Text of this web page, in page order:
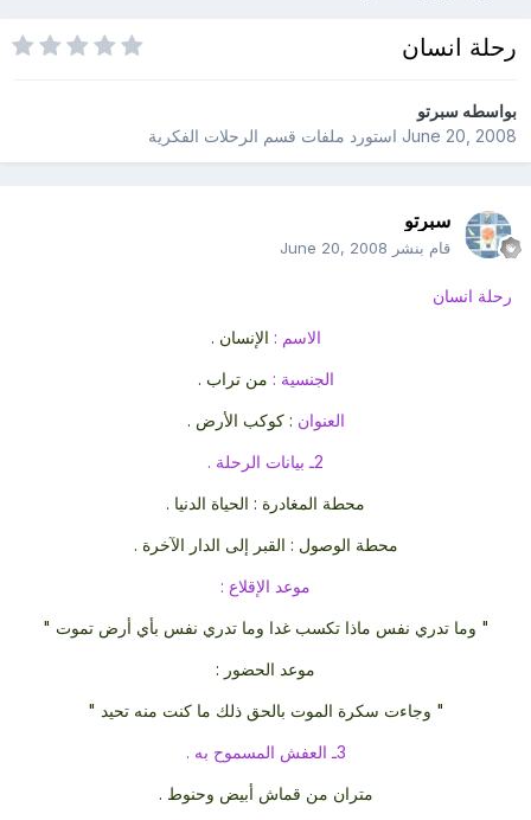
رحلة انسان
بواسطهسبرتو
June 20, 2008استورد ملفات قسم الرحلات الفكرية
سبرتو
قام بنشر June 20, 2008
رحلة انسان
الاسم : الإنسان .
الجنسية : من تراب .
العنوان : كوكب الأرض .
2ـ بيانات الرحلة .
محطة المغادرة : الحياة الدنيا .
محطة الوصول : القبر إلى الدار الآخرة .
موعد الإقلاع :
" وما تدري نفس ماذا تكسب غدا وما تدري نفس بأي أرض تموت "
موعد الحضور :
" وجاءت سكرة الموت بالحق ذلك ما كنت منه تحيد "
3ـ العفش المسموح به .
متران من قماش أبيض وحنوط .